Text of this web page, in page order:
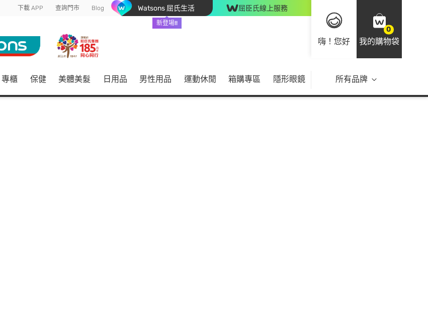
下載 APP 查詢門市 Blog Watsons 屈氏生活
新登場!!
屈臣氏線上服務
嗨！您好
0
我的購物袋
專櫃 保健 美體美髮 日用品 男性用品 運動休閒 箱購專區 隱形眼鏡 所有品牌